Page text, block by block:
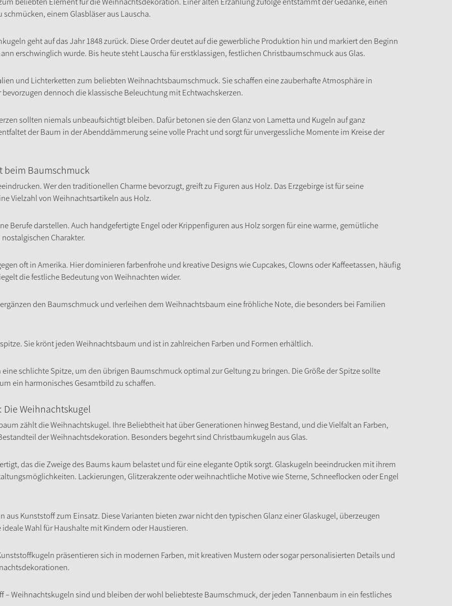
einem Glasbläser aus Lauscha.
geht auf das Jahr 1848 zurück. Diese Order deutet auf die gewerbliche Produktion hin und markiert den Beginn
erschwinglich wurde. Bis heute steht Lauscha für erstklassigen, festlichen Christbaumschmuck aus Glas.
und Lichterketten zum beliebten Weihnachtsbaumschmuck. Sie schaffen eine zauberhafte Atmosphäre in
dennoch die klassische Beleuchtung mit Echtwachskerzen.
sollten niemals unbeaufsichtigt bleiben. Dafür betonen sie den Glanz von Lametta und Kugeln auf ganz
der Baum in der Abenddämmerung seine volle Pracht und sorgt für unvergessliche Momente im Kreise der
Baumschmuck
Wer den traditionellen Charme bevorzugt, greift zu Figuren aus Holz. Das Erzgebirge ist für seine
Vielzahl von Weihnachtsartikeln aus Holz.
Berufe darstellen. Auch handgefertigte Engel oder Krippenfiguren aus Holz sorgen für eine warme, gemütliche
Charakter.
oft in Amerika. Hier dominieren farbenfrohe und kreative Designs wie Cupcakes, Clowns oder Kaffeetassen, häufig
die festliche Bedeutung von Weihnachten wider.
den Baumschmuck und verleihen dem Weihnachtsbaum eine fröhliche Note, die besonders bei Familien
Sie krönt jeden Weihnachtsbaum und ist in zahlreichen Farben und Formen erhältlich.
schlichte Spitze, um den übrigen Baumschmuck optimal zur Geltung zu bringen. Die Größe der Spitze sollte
ein harmonisches Gesamtbild zu schaffen.
Weihnachtskugel
zählt die Weihnachtskugel. Ihre Beliebtheit hat über Generationen hinweg Bestand, und die Vielfalt an Farben,
der Weihnachtsdekoration. Besonders begehrt sind Christbaumkugeln aus Glas.
das die Zweige des Baums kaum belastet und für eine elegante Optik sorgt. Glaskugeln beeindrucken mit ihrem
Lackierungen, Glitzerakzente oder weihnachtliche Motive wie Sterne, Schneeflocken oder Engel
Kunststoff zum Einsatz. Diese Varianten bieten zwar nicht den typischen Glanz einer Glaskugel, überzeugen
Wahl für Haushalte mit Kindern oder Haustieren.
präsentieren sich in modernen Farben, mit kreativen Mustern oder sogar personalisierten Details und
– Weihnachtskugeln sind und bleiben der wohl beliebteste Baumschmuck, der jeden Tannenbaum in ein festliches